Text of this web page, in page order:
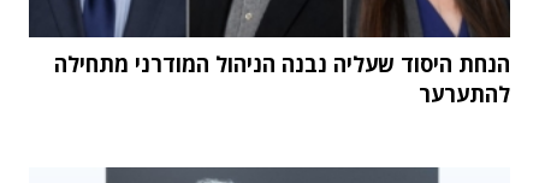
הנחת היסוד שעליה נבנה הניהול המודרני מתחילה
להתערער